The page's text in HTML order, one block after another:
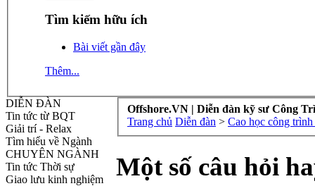
Tìm kiếm hữu ích
Bài viết gần đây
Thêm...
DIỄN ĐÀN
Tin tức từ BQT
Giải trí - Relax
Tìm hiểu về Ngành
CHUYÊN NGÀNH
Tin tức Thời sự
Giao lưu kinh nghiệm
Offshore.VN | Diễn đàn kỹ sư Công
Trang chủ Diễn đàn > Cao học công
Một số câu hỏi